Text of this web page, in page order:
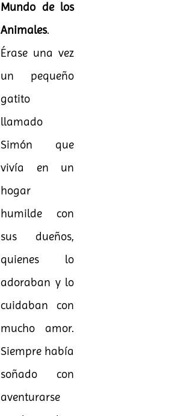
Mundo de los
Animales.
Érase una vez
un pequeño
gatito
llamado
Simón que
vivía en un
hogar
humilde con
sus dueños,
quienes lo
adoraban y lo
cuidaban con
mucho amor.
Siempre había
soñado con
aventurarse